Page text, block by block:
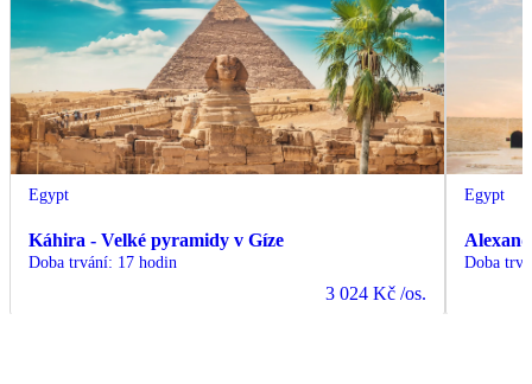
Egypt
Káhira - Velké pyramidy v Gíze
Doba trvání: 17 hodin
3 024 Kč /os.
Egypt
Doba